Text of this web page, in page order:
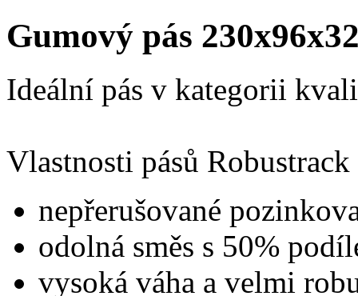
Gumový pás
Ideální pás v kategorii
Vlastnosti pásů
nepřerušované
odolná směs s 50%
vysoká váha a velmi